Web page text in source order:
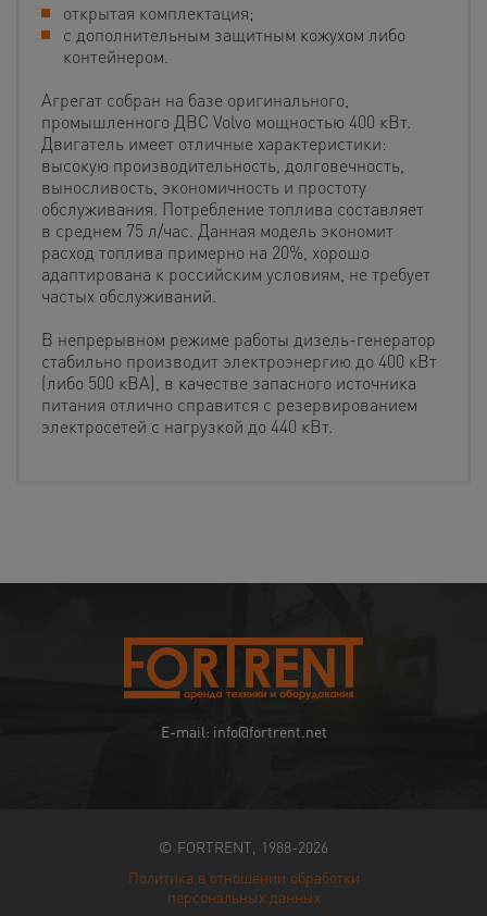
открытая комплектация;
с дополнительным защитным кожухом либо
контейнером.
Агрегат собран на базе оригинального,
промышленного ДВС Volvo мощностью 400 кВт.
Двигатель имеет отличные характеристики:
высокую производительность, долговечность,
выносливость, экономичность и простоту
обслуживания. Потребление топлива составляет
в среднем 75 л/час. Данная модель экономит
расход топлива примерно на 20%, хорошо
адаптирована к российским условиям, не требует
частых обслуживаний.
В непрерывном режиме работы дизель-генератор
стабильно производит электроэнергию до 400 кВт
(либо 500 кВА), в качестве запасного источника
питания отлично справится с резервированием
электросетей с нагрузкой до 440 кВт.
E-mail: info@fortrent.net
© FORTRENT, 1988-2026
Политика в отношении обработки
персональных данных